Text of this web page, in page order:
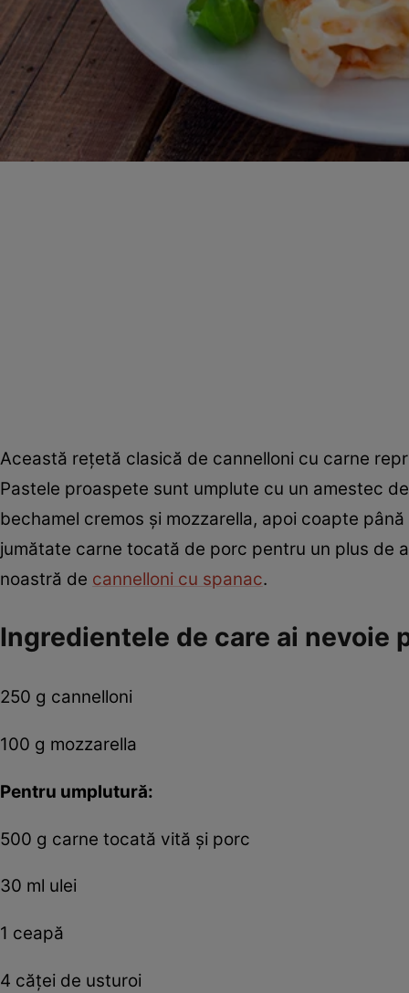
Această rețetă clasică de cannelloni cu carne
Pastele proaspete sunt umplute cu un amestec
bechamel cremos și mozzarella, apoi coapte
jumătate carne tocată de porc pentru un plus de
noastră de cannelloni cu spanac.
Ingredientele de care ai nevoie
250 g cannelloni
100 g mozzarella
Pentru umplutură:
500 g carne tocată vită și porc
30 ml ulei
1 ceapă
4 căței de usturoi